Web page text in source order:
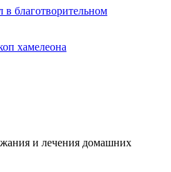
в благотворительном
хамелеона
и лечения домашних